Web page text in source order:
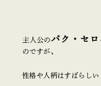
主人公のパク・セロ
のですが、
性格や人柄はすばらしい